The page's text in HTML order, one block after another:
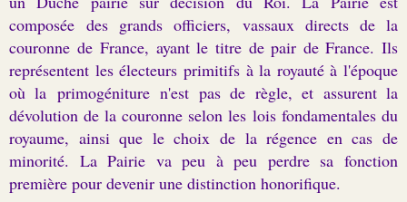
composéedes grands officiers, vassaux directs de la
couronne deFrance, ayant le titre de pair de France. Ils
représentent les électeurs primitifs à la royauté à l'époque
où la primogénituren'est pas de règle, et assurent la
dévolution de la couronne selon les lois fondamentales du
royaume, ainsi que le choix de la régence en cas de
minorité. La Pairie va peu à peu perdre sa fonction
première pour devenir une distinction honorifique.